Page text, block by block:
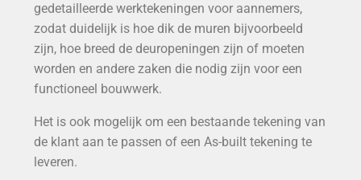
gedetailleerde werktekeningen voor aannemers,
zodat duidelijk is hoe dik de muren bijvoorbeeld
zijn, hoe breed de deuropeningen zijn of moeten
worden en andere zaken die nodig zijn voor een
functioneel bouwwerk.
Het is ook mogelijk om een bestaande tekening van
de klant aan te passen of een As-built tekening te
leveren.